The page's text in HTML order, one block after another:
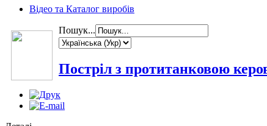
Відео та Каталог виробів
Пошук...
Постріл з протитанковою